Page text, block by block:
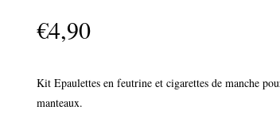
€4,90
Kit Epaulettes en feutrine et cigarettes de manche
manteaux.